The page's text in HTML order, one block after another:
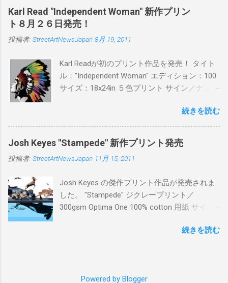
日(木)19時 タイトル：SWEET KISS カラー：
BLUE/MINT GREEN/PINK/YELLOW エディショ
ン：各色５ サイズ：800mm × 550mm 価格：
¥16,000(¥17,280) 購入は、 こちら から
Karl Read "Independent Woman" 新作プリン
ト８月２６日発売！
投稿者: StreetArtNewsJapan 8月 19, 2011
Karl Readが初のプリント作品を発売！ タイト
ル："Independent Woman" エディション：100
サイズ：18x24in ５色プリント サイン／ナンバ
ドフィニッシュバージョン（エディション：
25）$125 購入は８月２６日に こちら から
続きを読む
Josh Keyes "Stampede" 新作プリント発売
投稿者: StreetArtNewsJapan 11月 15, 2011
Josh Keyes の傑作プリント作品が発売されま
した。 "Stampede" ジクレープリント／
300gsm Optima One 100% cotton 用紙 サイズ:
ィション：350 価格: $350 + 送料 購入は こち
続きを読む
Powered by Blogger